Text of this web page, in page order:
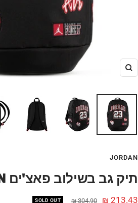
הגדל
JORDAN
JORDAN תיק גב בשילוב פאצ'ים
מחיר
213.43 ₪ מחיר
304.90 ₪
SOLD OUT